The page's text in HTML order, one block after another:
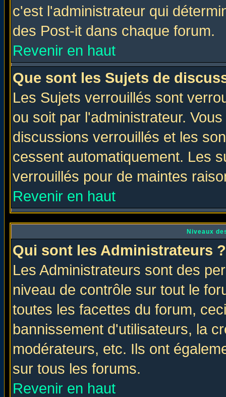
c'est l'administrateur qui
des Post-it dans chaque forum.
Revenir en haut
Que sont les Sujets de
Les Sujets verrouillés sont
ou soit par l'administrateur.
discussions verrouillés et les
cessent automatiquement. Les
verrouillés pour de maintes
Revenir en haut
Niveaux
Qui sont les Administrateurs ?
Les Administrateurs sont des
niveau de contrôle sur tout le
toutes les facettes du forum,
bannissement d'utilisateurs, la
modérateurs, etc. Ils ont
sur tous les forums.
Revenir en haut